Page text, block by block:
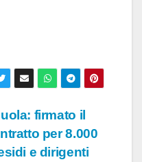
firmato il
per 8.000
e dirigenti